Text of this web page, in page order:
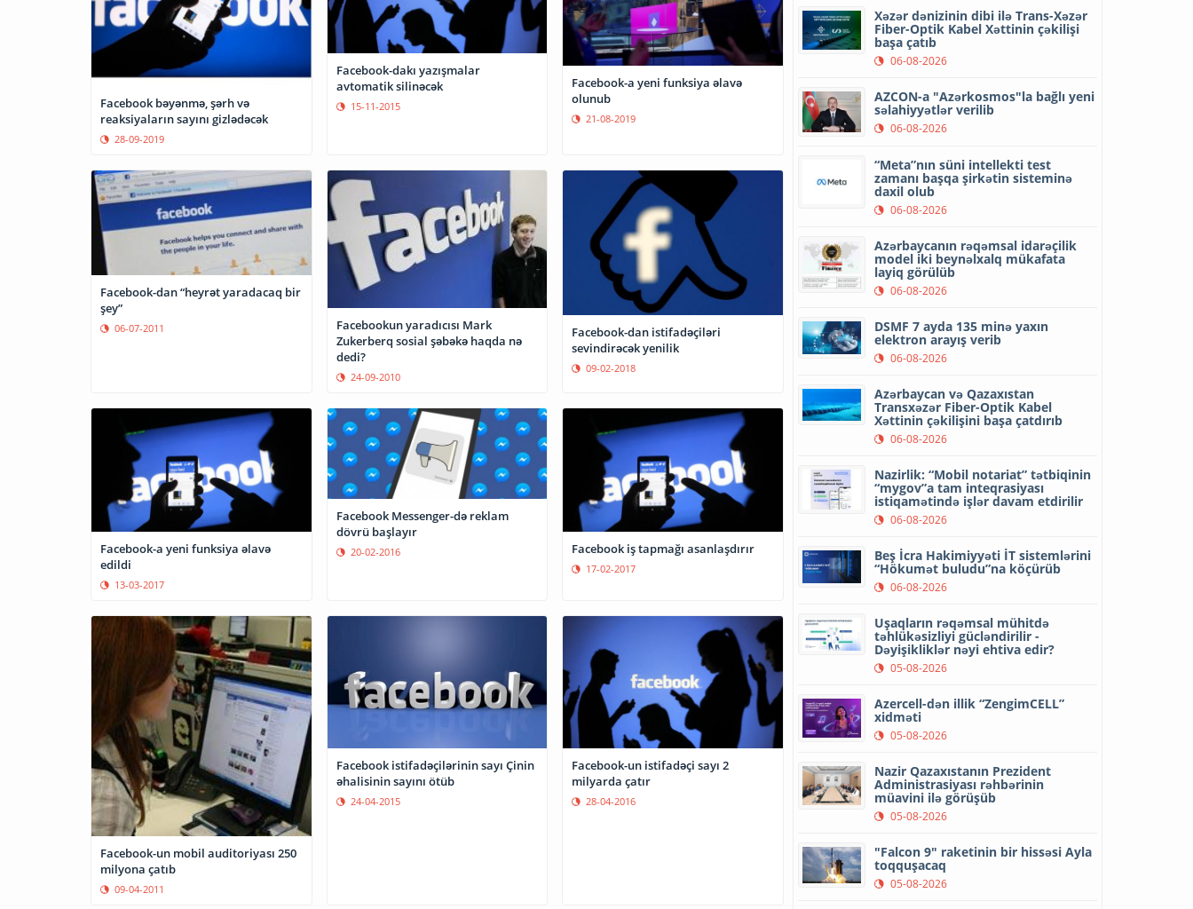
Facebook bəyənmə, şərh və
reaksiyaların sayını gizlədəcək
28-09-2019
Facebook-dakı yazışmalar
avtomatik silinəcək
15-11-2015
Facebook-a yeni funksiya əlavə
olunub
21-08-2019
Facebook-dan “heyrət yaradacaq bir
şey”
06-07-2011
Facebookun yaradıcısı Mark
Zukerberq sosial şəbəkə haqda nə
dedi?
24-09-2010
Facebook-dan istifadəçiləri
sevindirəcək yenilik
09-02-2018
Facebook-a yeni funksiya əlavə
edildi
13-03-2017
Facebook Messenger-də reklam
dövrü başlayır
20-02-2016 Facebook iş tapmağı asanlaşdırır
17-02-2017
Facebook-un mobil auditoriyası 250
milyona çatıb
09-04-2011
Facebook istifadəçilərinin sayı Çinin
əhalisinin sayını ötüb
24-04-2015
Facebook-un istifadəçi sayı 2
milyarda çatır
28-04-2016
Xəzər dənizinin dibi ilə Trans-Xəzər
Fiber-Optik Kabel Xəttinin çəkilişi
başa çatıb
06-08-2026
AZCON-a "Azərkosmos"la bağlı yeni
səlahiyyətlər verilib
06-08-2026
“Meta”nın süni intellekti test
zamanı başqa şirkətin sisteminə
daxil olub
06-08-2026
Azərbaycanın rəqəmsal idarəçilik
model iki beynəlxalq mükafata
layiq görülüb
06-08-2026
DSMF 7 ayda 135 minə yaxın
elektron arayış verib
06-08-2026
Azərbaycan və Qazaxıstan
Transxəzər Fiber-Optik Kabel
Xəttinin çəkilişini başa çatdırıb
06-08-2026
Nazirlik: “Mobil notariat” tətbiqinin
“mygov”a tam inteqrasiyası
istiqamətində işlər davam etdirilir
06-08-2026
Beş İcra Hakimiyyəti İT sistemlərini
“Hökumət buludu”na köçürüb
06-08-2026
Uşaqların rəqəmsal mühitdə
təhlükəsizliyi gücləndirilir -
Dəyişikliklər nəyi ehtiva edir?
05-08-2026
Azercell-dən illik “ZengimCELL”
xidməti
05-08-2026
Nazir Qazaxıstanın Prezident
Administrasiyası rəhbərinin
müavini ilə görüşüb
05-08-2026
"Falcon 9" raketinin bir hissəsi Ayla
toqquşacaq
05-08-2026